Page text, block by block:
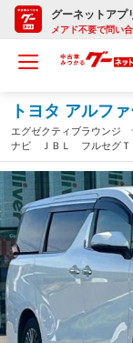
グーネットアプ
メアド不要で問い
トヨタ アルフ
エグゼクティブラウン
ナビ ＪＢＬ フルセグＴ
ントロール 衝突軽減 車
ポートブレーキ 両側パ